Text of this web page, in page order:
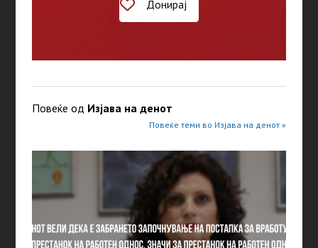
Донирај
Повеќе од Изјава на денот
Повеќе теми во Изјава на денот »